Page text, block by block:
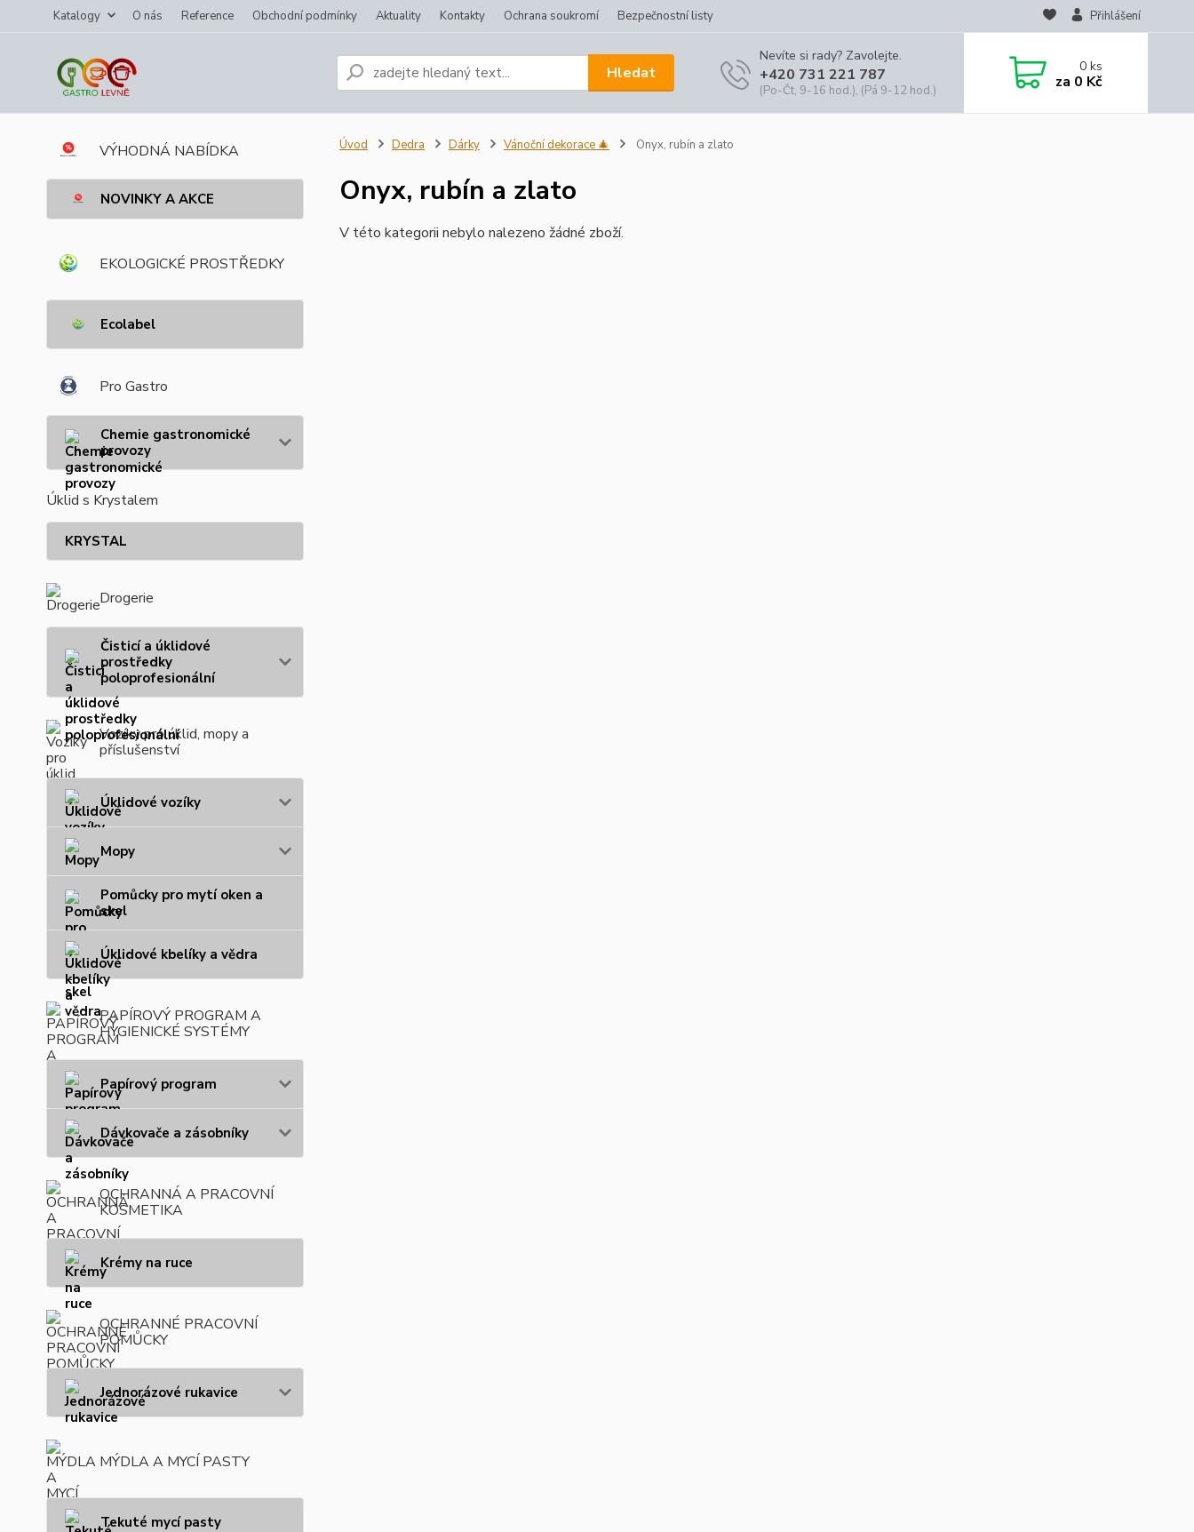
Katalogy O nás Reference Obchodní podmínky Aktuality Kontakty Ochrana soukromí Bezpečnostní listy Přihlášení
Hledat
Nevíte si rady? Zavolejte.
+420 731 221 787
(Po-Čt, 9-16 hod.), (Pá 9-12 hod.)
0ks
za 0 Kč
VÝHODNÁ NABÍDKA
NOVINKY A AKCE
EKOLOGICKÉ PROSTŘEDKY
Ecolabel
Pro Gastro
Chemie gastronomické
provozy
Úklid s Krystalem
KRYSTAL
Drogerie
Čisticí a úklidové
prostředky
poloprofesionální
Vozíky pro úklid, mopy a
příslušenství
Úklidové vozíky
Mopy
Pomůcky pro mytí oken a
skel
Úklidové kbelíky a vědra
PAPÍROVÝ PROGRAM A
HYGIENICKÉ SYSTÉMY
Papírový program
Dávkovače a zásobníky
OCHRANNÁ A PRACOVNÍ
KOSMETIKA
Krémy na ruce
OCHRANNÉ PRACOVNÍ
POMŮCKY
Jednorázové rukavice
MÝDLA A MYCÍ PASTY
Tekuté mycí pasty
Úvod Dedra Dárky Vánoční dekorace 🎄 Onyx, rubín a zlato
Onyx, rubín a zlato
V této kategorii nebylo nalezeno žádné zboží.